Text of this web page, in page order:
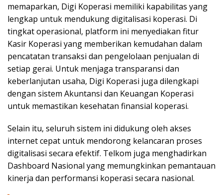
memaparkan, Digi Koperasi memiliki kapabilitas yang
lengkap untuk mendukung digitalisasi koperasi. Di
tingkat operasional, platform ini menyediakan fitur
Kasir Koperasi yang memberikan kemudahan dalam
pencatatan transaksi dan pengelolaan penjualan di
setiap gerai. Untuk menjaga transparansi dan
keberlanjutan usaha, Digi Koperasi juga dilengkapi
dengan sistem Akuntansi dan Keuangan Koperasi
untuk memastikan kesehatan finansial koperasi.
Selain itu, seluruh sistem ini didukung oleh akses
internet cepat untuk mendorong kelancaran proses
digitalisasi secara efektif. Telkom juga menghadirkan
Dashboard Nasional yang memungkinkan pemantauan
kinerja dan performansi koperasi secara nasional.